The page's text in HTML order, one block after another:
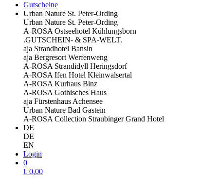
Gutscheine
Urban Nature St. Peter-Ording
Urban Nature St. Peter-Ording
A-ROSA Ostseehotel Kühlungsborn
.GUTSCHEIN- & SPA-WELT.
aja Strandhotel Bansin
aja Bergresort Werfenweng
A-ROSA Strandidyll Heringsdorf
A-ROSA Ifen Hotel Kleinwalsertal
A-ROSA Kurhaus Binz
A-ROSA Gothisches Haus
aja Fürstenhaus Achensee
Urban Nature Bad Gastein
A-ROSA Collection Straubinger Grand Hotel
DE
DE
EN
Login
0
€ 0,00